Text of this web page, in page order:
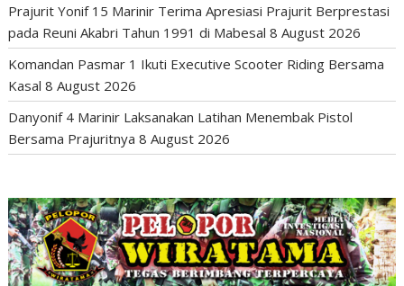
Prajurit Yonif 15 Marinir Terima Apresiasi Prajurit Berprestasi
pada Reuni Akabri Tahun 1991 di Mabesal 8 August 2026
Komandan Pasmar 1 Ikuti Executive Scooter Riding Bersama
Kasal 8 August 2026
Danyonif 4 Marinir Laksanakan Latihan Menembak Pistol
Bersama Prajuritnya 8 August 2026